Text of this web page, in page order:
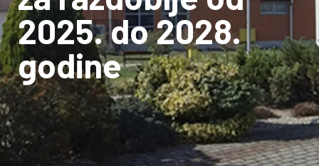
2025. do 2028.
godine